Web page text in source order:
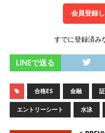
全てと取
部品製
均6ヶ月
用企業
[ 2026年
格!! 】 需
の専門商
歳までは
会員登録
すでに登録済み
LINEで送る
合格ES 金融
エントリーシート 水泳